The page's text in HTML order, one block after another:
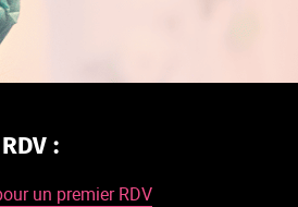
:
un premier RDV